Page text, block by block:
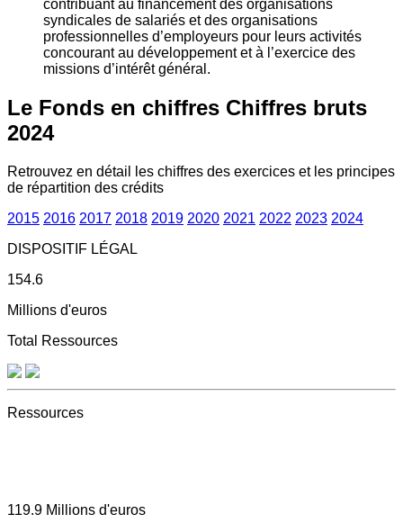
contribuant au financement des organisations
syndicales de salariés et des organisations
professionnelles d’employeurs pour leurs activités
concourant au développement et à l’exercice des
missions d’intérêt général.
Le Fonds en chiffres Chiffres bruts
2024
Retrouvez en détail les chiffres des exercices et les principes
de répartition des crédits
2015 2016 2017 2018 2019 2020 2021 2022 2023 2024
DISPOSITIF LÉGAL
154.6
Millions d'euros
Total Ressources
Ressources
119.9 Millions d'euros